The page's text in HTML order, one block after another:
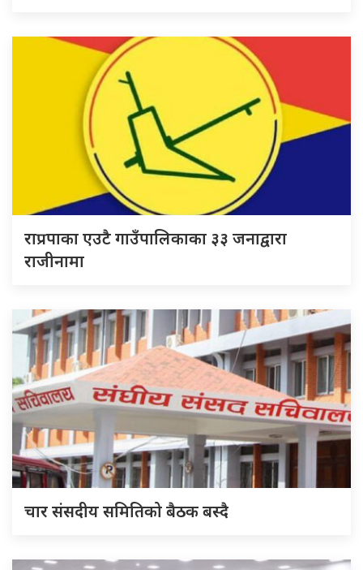
राप्रपाका एउटै गाउँपालिकाका ३३ जनाद्वारा
राजीनामा
चार संसदीय समितिको बैठक बस्दै